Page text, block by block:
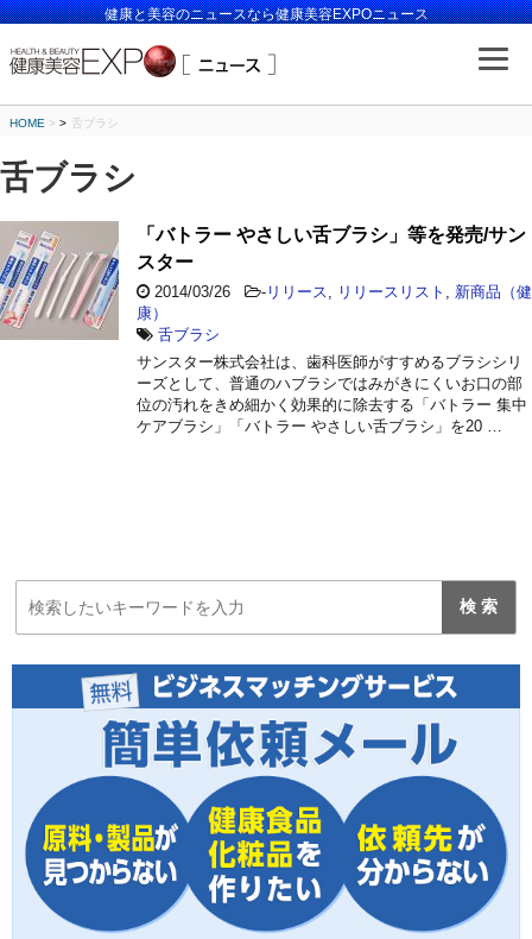
健康と美容のニュースなら健康美容EXPOニュース
HOME > 舌ブラシ
舌ブラシ
「バトラー やさしい舌ブラシ」等を発売/サン
スター
2014/03/26 - リリース リリースリスト
新商品（健
康）
舌ブラシ
サンスター株式会社は、歯科医師がすすめるブラシシリ
ーズとして、普通のハブラシではみがきにくいお口の部
位の汚れをきめ細かく効果的に除去する「バトラー 集中
ケアブラシ」「バトラー やさしい舌ブラシ」を20 …